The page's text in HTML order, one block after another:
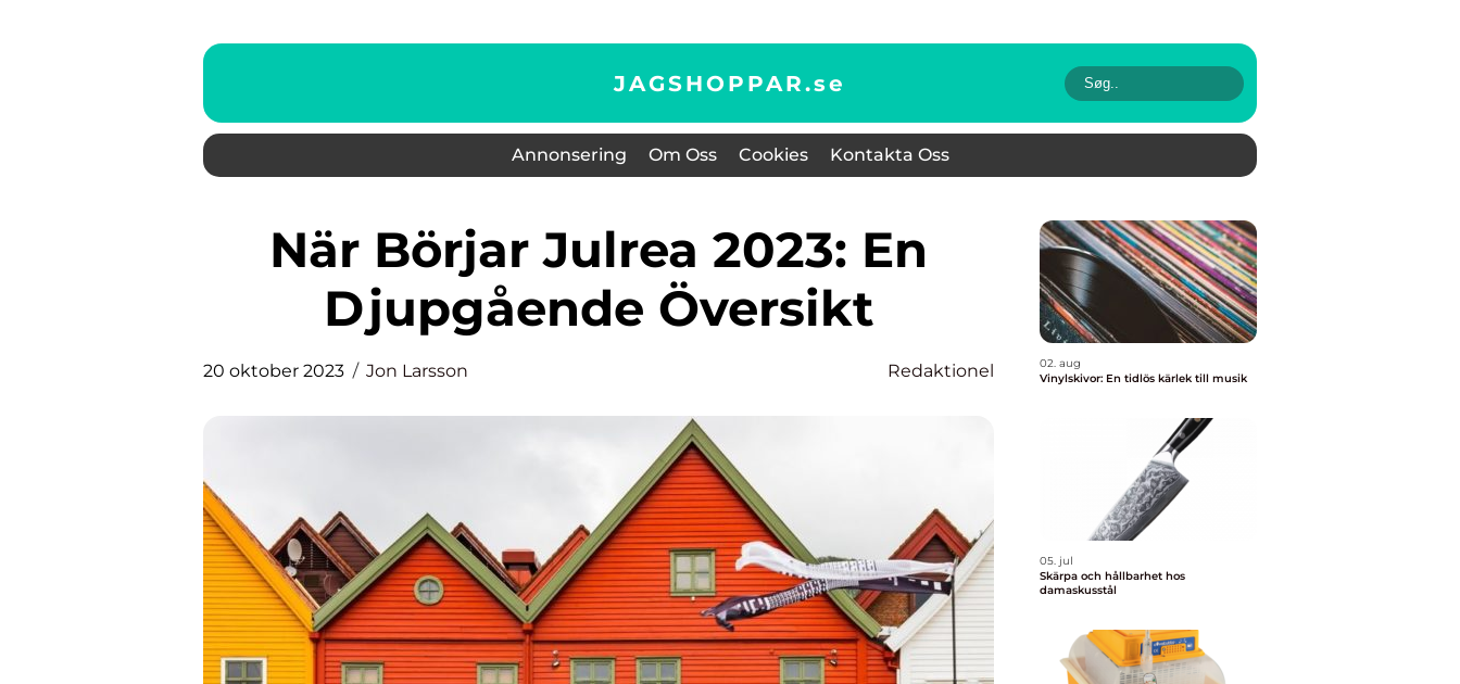
JAGSHOPPAR.se
Annonsering Om Oss Cookies Kontakta Oss
När Börjar Julrea 2023: En
Djupgående Översikt
20 oktober 2023 Jon Larsson Redaktionel
02. aug
Vinylskivor: En tidlös kärlek till musik
05. jul
Skärpa och hållbarhet hos
damaskusstål